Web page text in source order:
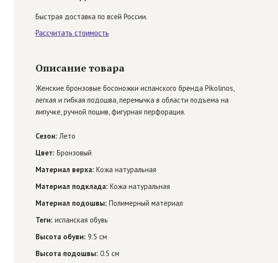
Быстрая доставка по всей России.
Рассчитать стоимость
Описание товара
Женские бронзовые босоножки испанского бренда Pikolinos,
легкая и гибкая подошва, перемычка в области подъема на
липучке, ручной пошив, фигурная перфорация.
Сезон: Лето
Цвет: Бронзовый
Материал верха: Кожа натуральная
Материал подклада: Кожа натуральная
Материал подошвы: Полимерный материал
Теги: испанская обувь
Высота обуви: 9.5 см
Высота подошвы: 0.5 см